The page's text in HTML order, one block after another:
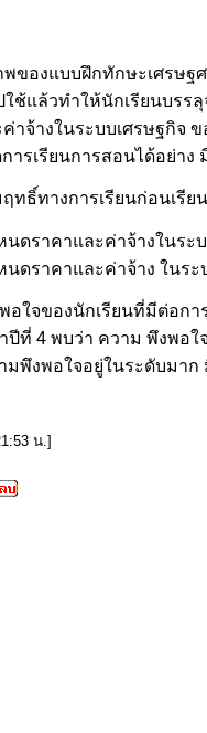
ของแบบฝึกทักษะเศรษฐ
ช้แล้วทำให้นักเรียนบรร
าจ้างในระบบเศรษฐกิจ
ารเรียนการสอนได้อย่าง
ฤทธิ์ทางการเรียนก่อนเรี
นดราคาและค่าจ้างใน
นดราคาและค่าจ้าง ใน
อใจของนักเรียนที่มีต่อก
ที่ 4 พบว่า ความ พึงพอใ
มพึงพอใจอยู่ในระดับมาก
น.]